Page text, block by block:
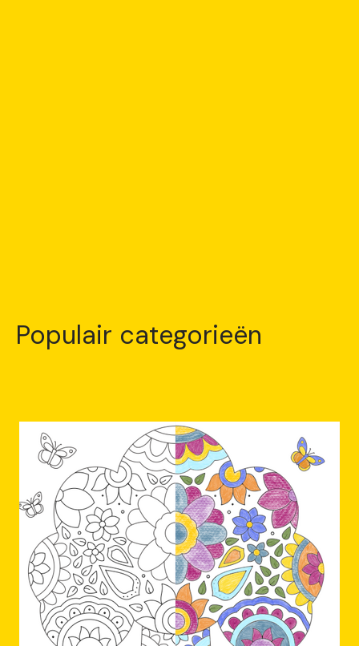
Populair categorieën